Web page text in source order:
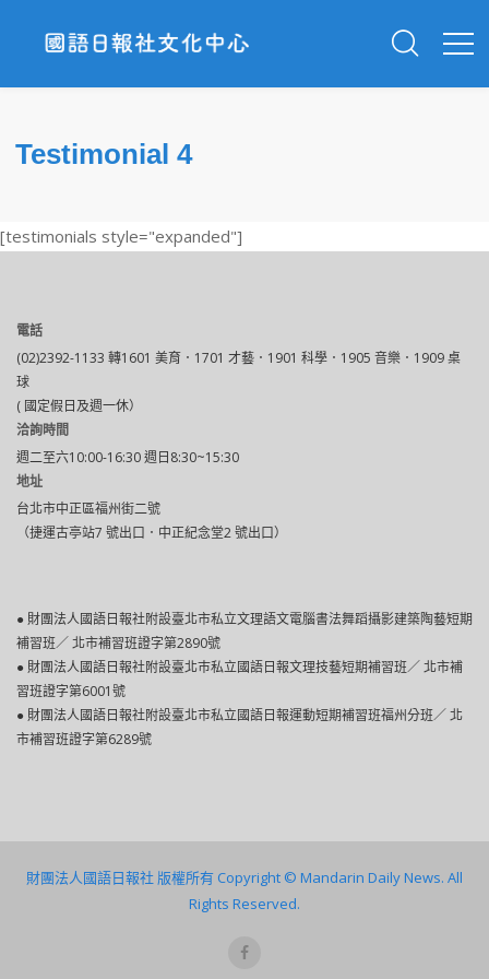
Testimonial 4
[testimonials style="expanded"]
電話
(02)2392-1133 轉1601 美育．1701 才藝．1901 科學．1905 音樂．1909 桌
球
( 國定假日及週一休）
洽詢時間
週二至六10:00-16:30 週日8:30~15:30
地址
台北市中正區福州街二號
（捷運古亭站7 號出口．中正紀念堂2 號出口）
● 財團法人國語日報社附設臺北市私立文理語文電腦書法舞蹈攝影建築陶藝短期
補習班／ 北市補習班證字第2890號
● 財團法人國語日報社附設臺北巿私立國語日報文理技藝短期補習班／ 北市補
習班證字第6001號
● 財團法人國語日報社附設臺北市私立國語日報運動短期補習班福州分班／ 北
市補習班證字第6289號
財團法人國語日報社 版權所有 Copyright © Mandarin Daily News. All
Rights Reserved.